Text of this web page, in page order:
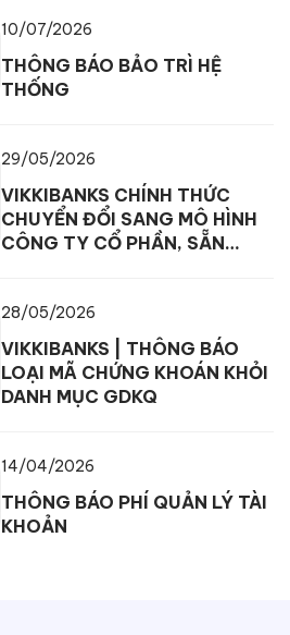
10/07/2026
THÔNG BÁO BẢO TRÌ HỆ
THỐNG
29/05/2026
VIKKIBANKS CHÍNH THỨC
CHUYỂN ĐỔI SANG MÔ HÌNH
CÔNG TY CỔ PHẦN, SẴN
28/05/2026
VIKKIBANKS | THÔNG BÁO
LOẠI MÃ CHỨNG KHOÁN KHỎI
DANH MỤC GDKQ
14/04/2026
THÔNG BÁO PHÍ QUẢN LÝ TÀI
KHOẢN